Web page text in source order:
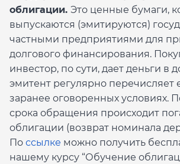
облигации. Это ценные бумаги,
выпускаются (эмитируются)
частными предприятиями для
долгового финансирования.
инвестор, по сути, дает деньги в
эмитент регулярно перечисляет
заранее оговоренных условиях.
срока обращения происходит
облигации (возврат номинала
По ссылке можно получить
нашему курсу “Обучение